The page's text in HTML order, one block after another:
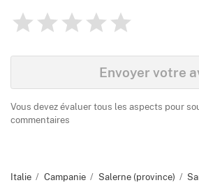
Évaluation
0
1 2 3 4 5
Envoyer votre
Vous devez évaluer tous les aspects pour
commentaires
Italie Campanie Salerne (province)